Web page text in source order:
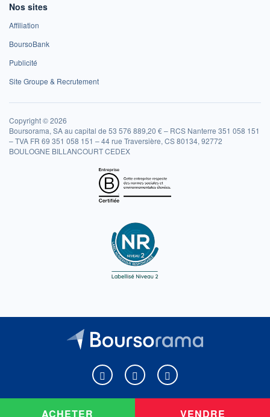
ACHETER VENDRE
Nos sites
Affiliation
BoursoBank
Publicité
Site Groupe & Recrutement
Copyright © 2026
Boursorama, SA au capital de 53 576 889,20 € – RCS Nanterre 351 058 151
– TVA FR 69 351 058 151 – 44 rue Traversière, CS 80134, 92772
BOULOGNE BILLANCOURT CEDEX
Boursorama sur Facebook
Boursorama sur XBoursorama sur